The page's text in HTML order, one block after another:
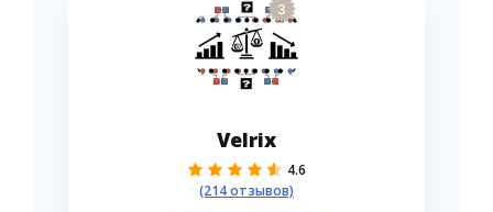
3
Velrix
4.6
(214 отзывов)